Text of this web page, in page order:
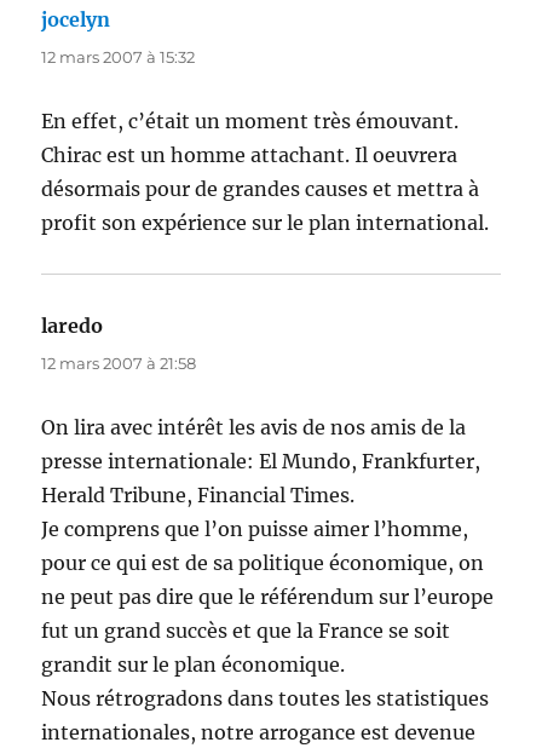
jocelyn
12 mars 2007 à 15:32
En effet, c’était un moment très émouvant.
Chirac est un homme attachant. Il oeuvrera
désormais pour de grandes causes et mettra à
profit son expérience sur le plan international.
laredo
12 mars 2007 à 21:58
On lira avec intérêt les avis de nos amis de la
presse internationale: El Mundo, Frankfurter,
Herald Tribune, Financial Times.
Je comprens que l’on puisse aimer l’homme,
pour ce qui est de sa politique économique, on
ne peut pas dire que le référendum sur l’europe
fut un grand succès et que la France se soit
grandit sur le plan économique.
Nous rétrogradons dans toutes les statistiques
internationales, notre arrogance est devenue